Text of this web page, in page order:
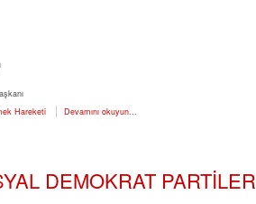
Hareketi Devamını okuyun...
DEMOKRAT PARTİLER